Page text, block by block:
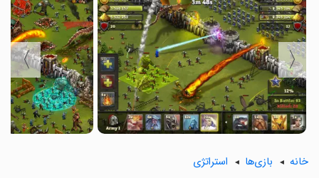
〈
〉
خانه بازی‌ها استراتژی